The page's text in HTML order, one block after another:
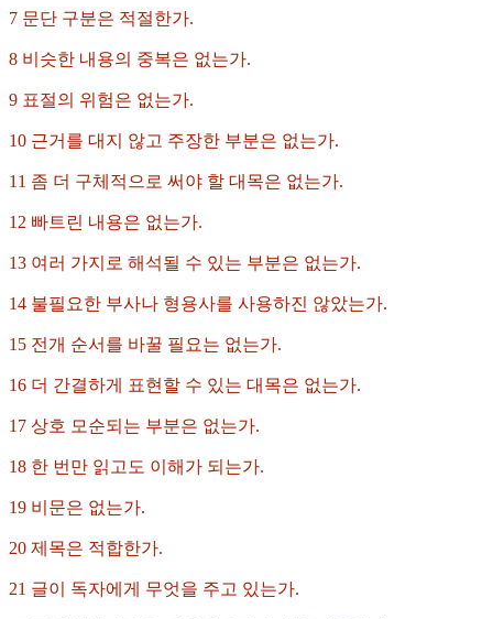
7 문단 구분은 적절한가.
8 비슷한 내용의 중복은 없는가.
9 표절의 위험은 없는가.
10 근거를 대지 않고 주장한 부분은 없는가.
11 좀 더 구체적으로 써야 할 대목은 없는가.
12 빠트린 내용은 없는가.
13 여러 가지로 해석될 수 있는 부분은 없는가.
14 불필요한 부사나 형용사를 사용하진 않았는가.
15 전개 순서를 바꿀 필요는 없는가.
16 더 간결하게 표현할 수 있는 대목은 없는가.
17 상호 모순되는 부분은 없는가.
18 한 번만 읽고도 이해가 되는가.
19 비문은 없는가.
20 제목은 적합한가.
21 글이 독자에게 무엇을 주고 있는가.